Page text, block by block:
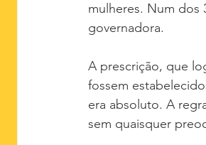
mulheres. Num dos
governadora.
A prescrição, que
fossem
era absoluto. A
sem quaisquer